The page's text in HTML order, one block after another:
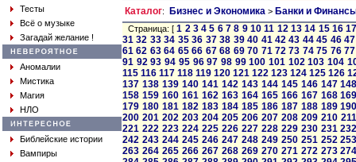
Тесты
Всё о музыке
Загадай желание !
Аномалии
Мистика
Магия
НЛО
Библейские истории
Вампиры
Каталог: Бизнес и Экономика > Банки и
Страница: [1 2 3 4 5 6 7 8 9 10 11 12 13 14 15 16
31 32 33 34 35 36 37 38 39 40 41 42 43 44 45 46 47
61 62 63 64 65 66 67 68 69 70 71 72 73 74 75 76 77
91 92 93 94 95 96 97 98 99 100 101 102 103 104
115 116 117 118 119 120 121 122 123 124 125 126
137 138 139 140 141 142 143 144 145 146 147
158 159 160 161 162 163 164 165 166 167 168
179 180 181 182 183 184 185 186 187 188 189
200 201 202 203 204 205 206 207 208 209 210 211
221 222 223 224 225 226 227 228 229 230 231
242 243 244 245 246 247 248 249 250 251 252
263 264 265 266 267 268 269 270 271 272 273